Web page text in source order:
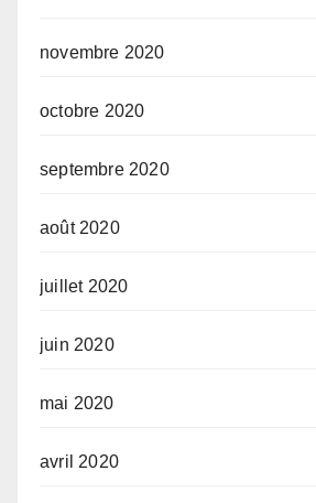
novembre 2020
octobre 2020
septembre 2020
août 2020
juillet 2020
juin 2020
mai 2020
avril 2020